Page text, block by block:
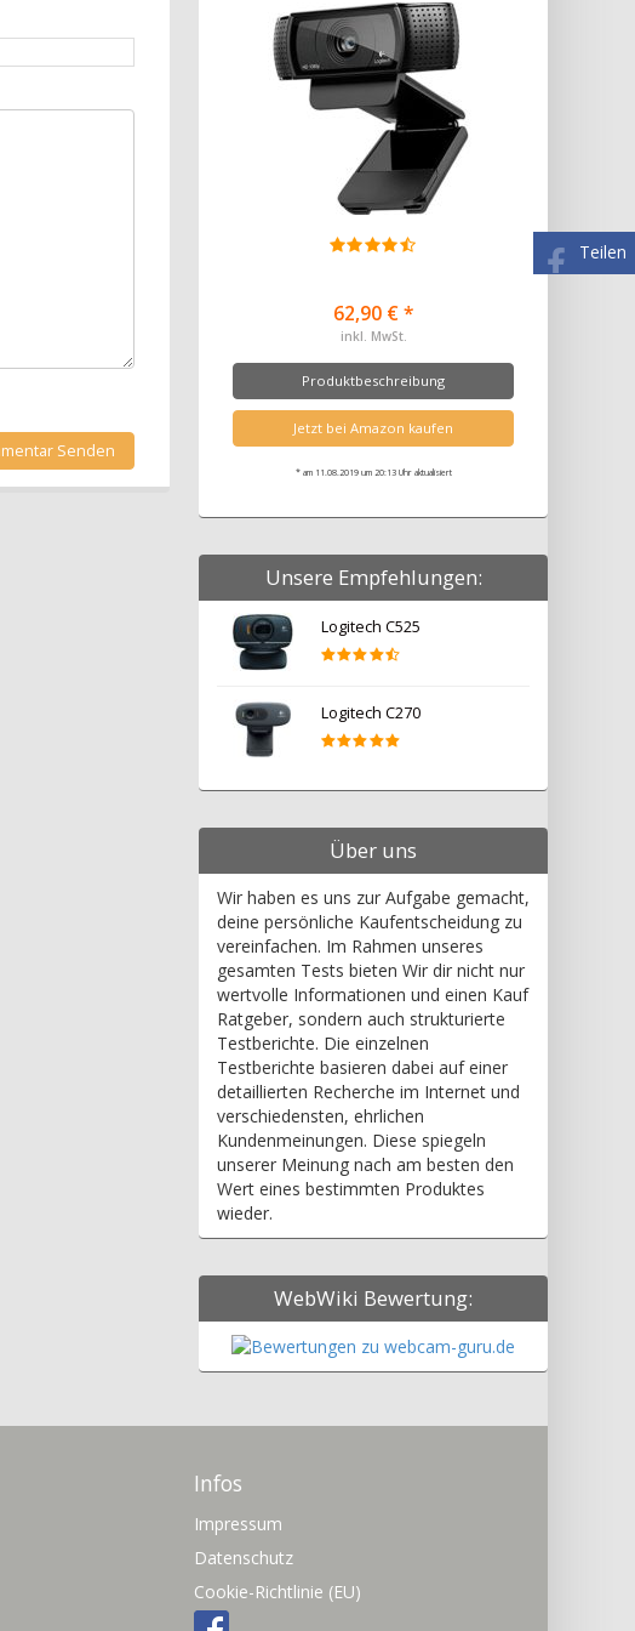
Teilen
62,90 € *
inkl. MwSt.
Produktbeschreibung
Jetzt bei Amazon kaufen
* am 11.08.2019 um 20:13 Uhr aktualisiert
Unsere Empfehlungen:
Logitech C525
Logitech C270
Über uns
Wir haben es uns zur Aufgabe gemacht,
deine persönliche Kaufentscheidung zu
vereinfachen. Im Rahmen unseres
gesamten Tests bieten Wir dir nicht nur
wertvolle Informationen und einen Kauf
Ratgeber, sondern auch strukturierte
Testberichte. Die einzelnen
Testberichte basieren dabei auf einer
detaillierten Recherche im Internet und
verschiedensten, ehrlichen
Kundenmeinungen. Diese spiegeln
unserer Meinung nach am besten den
Wert eines bestimmten Produktes
wieder.
WebWiki Bewertung:
Infos
Impressum
Datenschutz
Cookie-Richtlinie (EU)